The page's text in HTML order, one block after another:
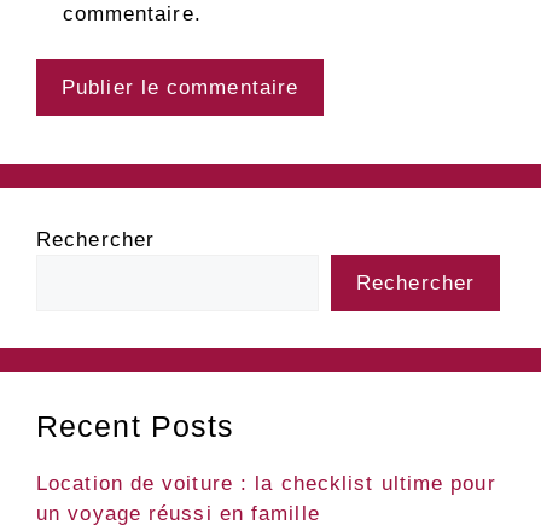
commentaire.
Rechercher
Rechercher
Recent Posts
Location de voiture : la checklist ultime pour
un voyage réussi en famille